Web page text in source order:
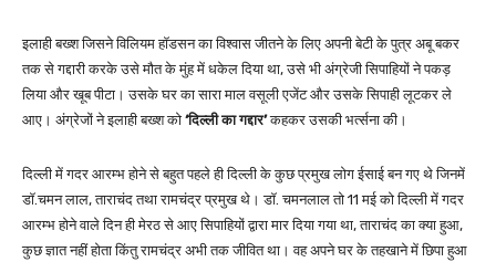
इलाही बख्श जिसने विलियम हॉडसन का विश्वास जीतने के लिए अपनी बेटी के पुत्र अबू बकर
तक से गद्दारी करके उसे मौत के मुंह में धकेल दिया था, उसे भी अंग्रेजी सिपाहियों ने पकड़
लिया और खूब पीटा। उसके घर का सारा माल वसूली एजेंट और उसके सिपाही लूटकर ले
आए। अंग्रेजों ने इलाही बख्श को ‘दिल्ली का गद्दार’कहकर उसकी भर्त्सना की।
दिल्ली में गदर आरम्भ होने से बहुत पहले ही दिल्ली के कुछ प्रमुख लोग ईसाई बन गए थे जिनमें
डॉ.चमन लाल, ताराचंद तथा रामचंद्र प्रमुख थे। डॉ. चमनलाल तो 11 मई को दिल्ली में गदर
आरम्भ होने वाले दिन ही मेरठ से आए सिपाहियों द्वारा मार दिया गया था, ताराचंद का क्या हुआ,
कुछ ज्ञात नहीं होता किंतु रामचंद्र अभी तक जीवित था। वह अपने घर के तहखाने में छिपा हुआ